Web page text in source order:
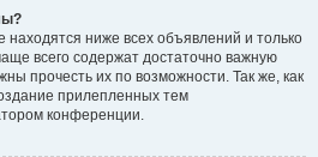
ниже всех объявлений и только
всего содержат достаточно важную
прочесть их по возможности. Так же, как
прилепленных тем
конференции.